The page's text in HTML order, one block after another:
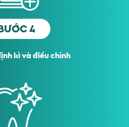
4
kì và điều chỉnh